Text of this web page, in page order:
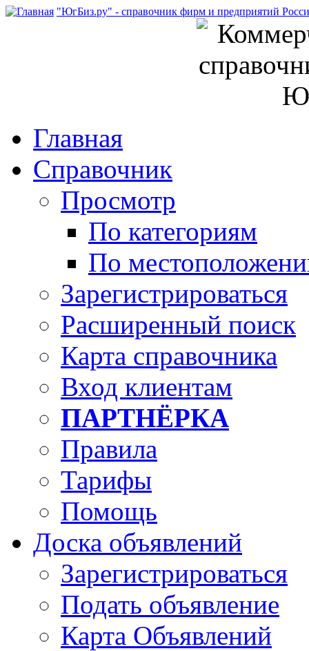
"ЮгБиз.ру" - справочник фирм и предприятий
Главная
Справочник
Просмотр
По категориям
По
Зарегистрироваться
Расширенный поиск
Карта справочника
Вход клиентам
ПАРТНЁРКА
Правила
Тарифы
Помощь
Доска объявлений
Зарегистрироваться
Подать объявление
Карта Объявлений